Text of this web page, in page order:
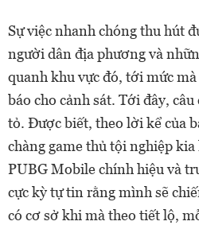
Sự việc nhanh chóng thu hút
người dân địa phương và
quanh khu vực đó, tới mức
báo cho cảnh sát. Tới đây,
tỏ. Được biết, theo lời kể của
chàng game thủ tội nghiệp
PUBG Mobile chính hiệu và
cực kỳ tự tin rằng mình sẽ
có cơ sở khi mà theo tiết lộ,